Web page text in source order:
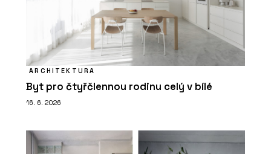
ARCHITEKTURA
Byt pro čtyřčlennou rodinu celý v bílé
16. 6. 2026